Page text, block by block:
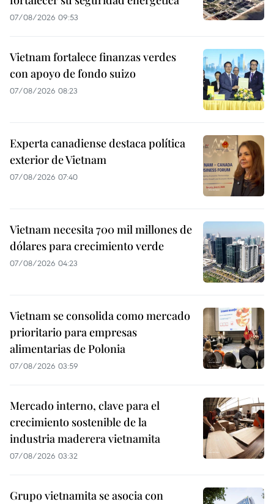
07/08/2026 09:53
Vietnam fortalece finanzas verdes
con apoyo de fondo suizo
07/08/2026 08:23
Experta canadiense destaca política
exterior de Vietnam
07/08/2026 07:40
Vietnam necesita 700 mil millones de
dólares para crecimiento verde
07/08/2026 04:23
Vietnam se consolida como mercado
prioritario para empresas
alimentarias de Polonia
07/08/2026 03:59
Mercado interno, clave para el
crecimiento sostenible de la
industria maderera vietnamita
07/08/2026 03:32
Grupo vietnamita se asocia con